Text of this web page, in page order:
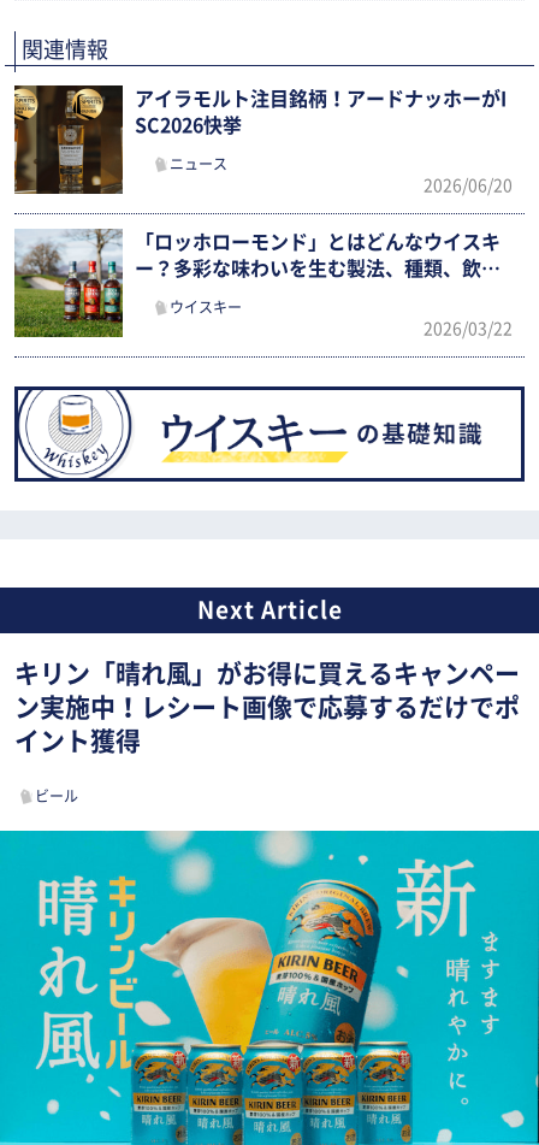
関連情報
アイラモルト注目銘柄！アードナッホーがI
SC2026快挙
ニュース
2026/06/20
「ロッホローモンド」とはどんなウイスキ
ー？多彩な味わいを生む製法、種類、飲み
方を徹底ガイド
ウイスキー
2026/03/22
キリン「晴れ風」がお得に買えるキャンペー
ン実施中！レシート画像で応募するだけでポ
イント獲得
ビール